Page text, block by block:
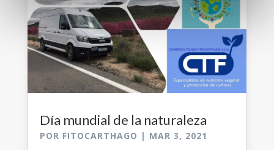
Día mundial de la naturaleza
POR FITOCARTHAGO | MAR 3, 2021